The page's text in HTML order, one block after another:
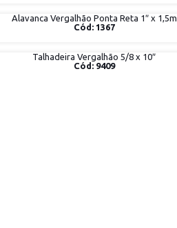
Alavanca Vergalhão Ponta Reta 1″ x 1,5m
Cód: 1367
Talhadeira Vergalhão 5/8 x 10″
Cód: 9409